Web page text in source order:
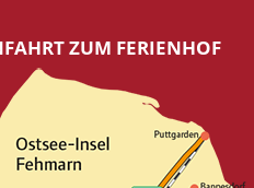
ZUM FERIENHOF